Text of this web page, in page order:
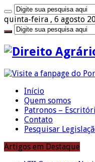
quinta-feira , 6 agosto
Início
Quem somos
Patronos –
Contato
Pesquisar
Artigos em Destaque